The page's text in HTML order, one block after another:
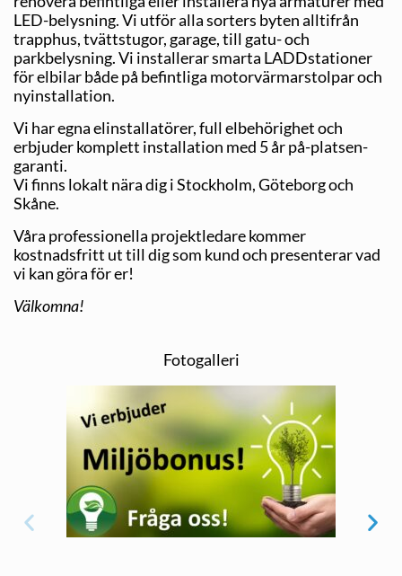
LED-belysning. Vi utför alla sorters byten alltifrån
trapphus, tvättstugor, garage, till gatu- och
parkbelysning. Vi installerar smarta LADDstationer
för elbilar både på befint­liga motorvärmarstolpar och
nyinstallation.
Vi har egna elinstallatörer, full elbehörighet och
erbjuder komplett installation med 5 år på-platsen-
garanti.
Vi finns lokalt nära dig i Stockholm, Göteborg och
Skåne.
Våra professionella projektledare kommer
kostnadsfritt ut till dig som kund och presenterar vad
vi kan göra för er!
Välkomna!
Fotogalleri